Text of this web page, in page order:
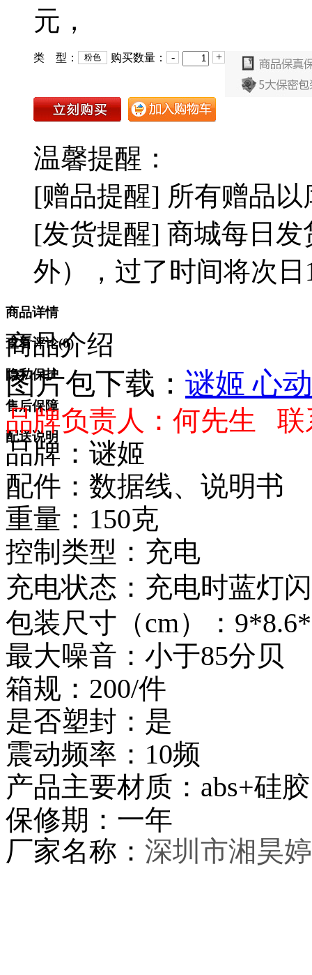
元，
类 型： 粉色 购买数量： - +
温馨提醒：
[赠品提醒] 所有赠品
[发货提醒] 商城每日
外），过了时间将次
商品详情
查看评论(0)
隐私保护
售后保障
配送说明
商品介绍
图片包下载： 谜姬 心
品牌负责人：何先生 联
品牌：谜姬
配件：数据线、说明书
重量：150克
控制类型：充电
充电状态：充电时蓝灯
包装尺寸（cm）：
最大噪音：小于85分贝
箱规：200/件
是否塑封：是
震动频率：10频
产品主要材质：abs+硅胶
保修期：一年
厂家名称： 深圳市湘昊